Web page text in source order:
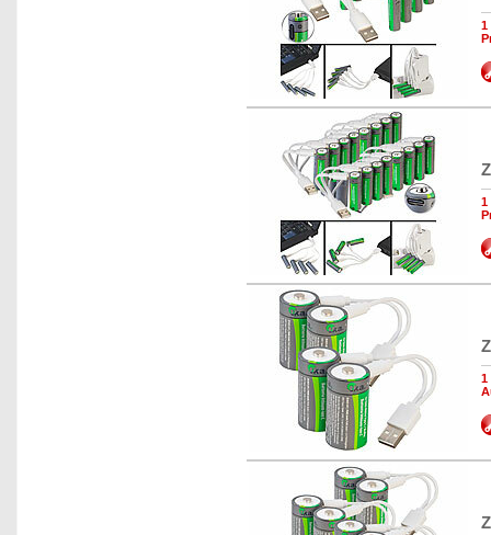
1
1
1